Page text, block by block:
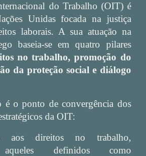
do Trabalho (OIT) é
Unidas focada na justiça
laborais. A sua atuação na
baseia-se em quatro pilares
no trabalho, promoção do
da proteção social e diálogo
é o ponto de convergência dos
da OIT:
aos direitos no trabalho,
aqueles definidos como